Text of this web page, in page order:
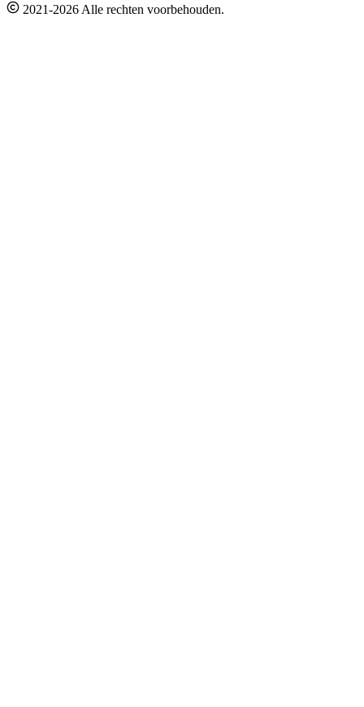
2021-2026 Alle rechten voorbehouden.